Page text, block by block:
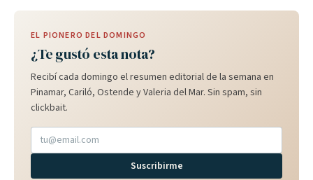
EL PIONERO DEL DOMINGO
¿Te gustó esta nota?
Recibí cada domingo el resumen editorial de la semana en
Pinamar, Cariló, Ostende y Valeria del Mar. Sin spam, sin
clickbait.
Suscribirme